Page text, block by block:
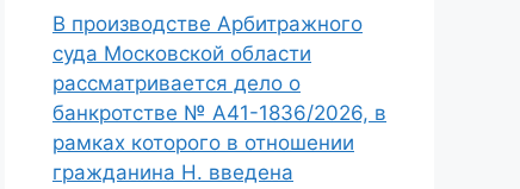
В производстве Арбитражного
суда Московской области
рассматривается дело о
банкротстве № А41-1836/2026, в
рамках которого в отношении
гражданина Н. введена